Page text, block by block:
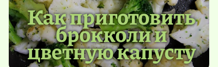
Как приготовить
брокколи и
цветную капусту